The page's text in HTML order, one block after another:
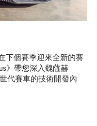
下個賽季迎來全新的賽
》帶您深入魏薩赫
代賽車的技術開發內